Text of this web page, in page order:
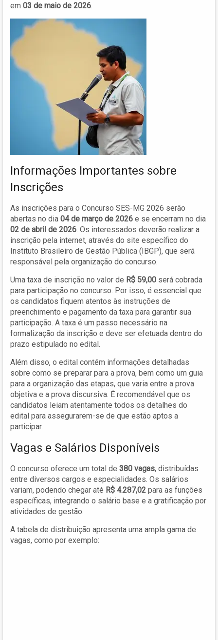
em 03 de maio de 2026.
Informações Importantes sobre
Inscrições
As inscrições para o Concurso SES-MG 2026 serão
abertas no dia 04 de março de 2026 e se encerram no dia
02 de abril de 2026. Os interessados deverão realizar a
inscrição pela internet, através do site específico do
Instituto Brasileiro de Gestão Pública (IBGP), que será
responsável pela organização do concurso.
Uma taxa de inscrição no valor de R$ 59,00 será cobrada
para participação no concurso. Por isso, é essencial que
os candidatos fiquem atentos às instruções de
preenchimento e pagamento da taxa para garantir sua
participação. A taxa é um passo necessário na
formalização da inscrição e deve ser efetuada dentro do
prazo estipulado no edital.
Além disso, o edital contém informações detalhadas
sobre como se preparar para a prova, bem como um guia
para a organização das etapas, que varia entre a prova
objetiva e a prova discursiva. É recomendável que os
candidatos leiam atentamente todos os detalhes do
edital para assegurarem-se de que estão aptos a
participar.
Vagas e Salários Disponíveis
O concurso oferece um total de 380 vagas, distribuídas
entre diversos cargos e especialidades. Os salários
variam, podendo chegar até R$ 4.287,02 para as funções
específicas, integrando o salário base e a gratificação por
atividades de gestão.
A tabela de distribuição apresenta uma ampla gama de
vagas, como por exemplo: